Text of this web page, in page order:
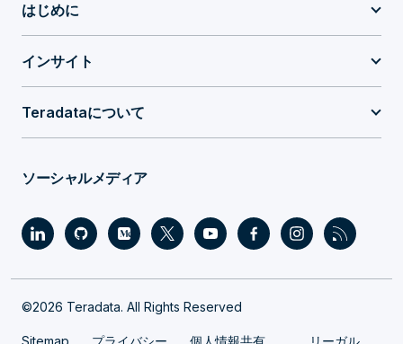
はじめに
インサイト
Teradataについて
ソーシャルメディア
©2026 Teradata. All Rights Reserved
Sitemap プライバシー 個人情報共有 リーガル